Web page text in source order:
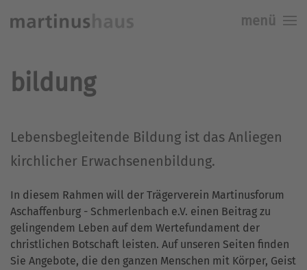
menü
bildung
Lebensbegleitende Bildung ist das Anliegen
kirchlicher Erwachsenenbildung.
In diesem Rahmen will der Trägerverein Martinusforum
Aschaffenburg - Schmerlenbach e.V. einen Beitrag zu
gelingendem Leben auf dem Wertefundament der
christlichen Botschaft leisten. Auf unseren Seiten finden
Sie Angebote, die den ganzen Menschen mit Körper, Geist